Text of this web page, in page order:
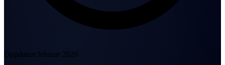
Oppdatert februar 2026